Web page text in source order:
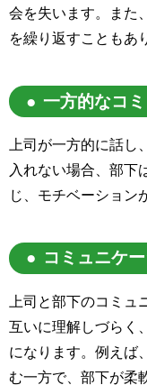
会を失います。また
を繰り返すこともあ
一方的なコ
上司が一方的に話
入れない場合、部下
じ、モチベーション
コミュニケ
上司と部下のコミュ
互いに理解しづらく
になります。例えば
む一方で、部下が柔